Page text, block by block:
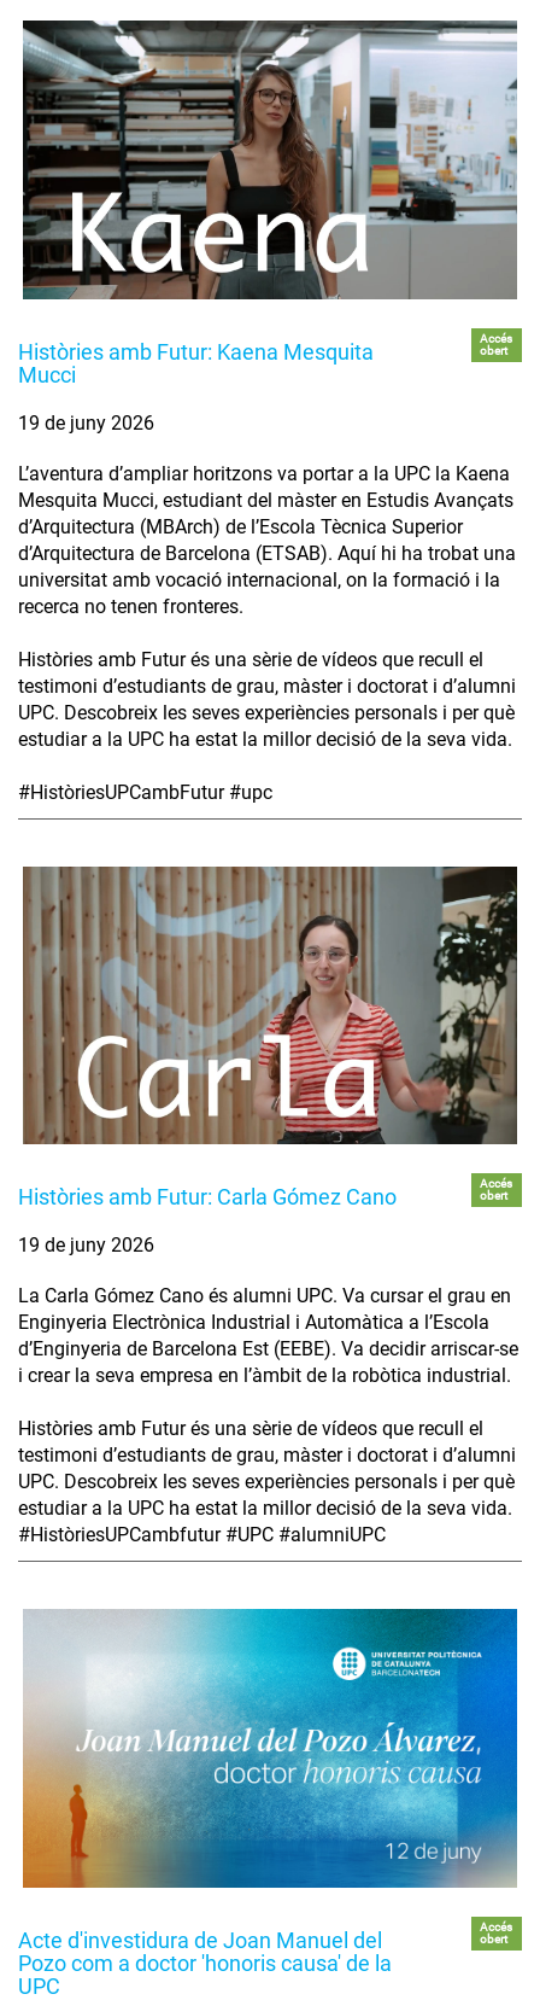
Històries amb Futur: Kaena Mesquita
Mucci
Accés
obert
19 de juny 2026
L’aventura d’ampliar horitzons va portar a la UPC la Kaena
Mesquita Mucci, estudiant del màster en Estudis Avançats
d’Arquitectura (MBArch) de l’Escola Tècnica Superior
d’Arquitectura de Barcelona (ETSAB). Aquí hi ha trobat una
universitat amb vocació internacional, on la formació i la
recerca no tenen fronteres.
Històries amb Futur és una sèrie de vídeos que recull el
testimoni d’estudiants de grau, màster i doctorat i d’alumni
UPC. Descobreix les seves experiències personals i per què
estudiar a la UPC ha estat la millor decisió de la seva vida.
#HistòriesUPCambFutur #upc
Històries amb Futur: Carla Gómez Cano
Accés
obert
19 de juny 2026
La Carla Gómez Cano és alumni UPC. Va cursar el grau en
Enginyeria Electrònica Industrial i Automàtica a l’Escola
d’Enginyeria de Barcelona Est (EEBE). Va decidir arriscar-se
i crear la seva empresa en l’àmbit de la robòtica industrial.
Històries amb Futur és una sèrie de vídeos que recull el
testimoni d’estudiants de grau, màster i doctorat i d’alumni
UPC. Descobreix les seves experiències personals i per què
estudiar a la UPC ha estat la millor decisió de la seva vida.
#HistòriesUPCambfutur #UPC #alumniUPC
Acte d'investidura de Joan Manuel del
Pozo com a doctor 'honoris causa' de la
UPC
Accés
obert